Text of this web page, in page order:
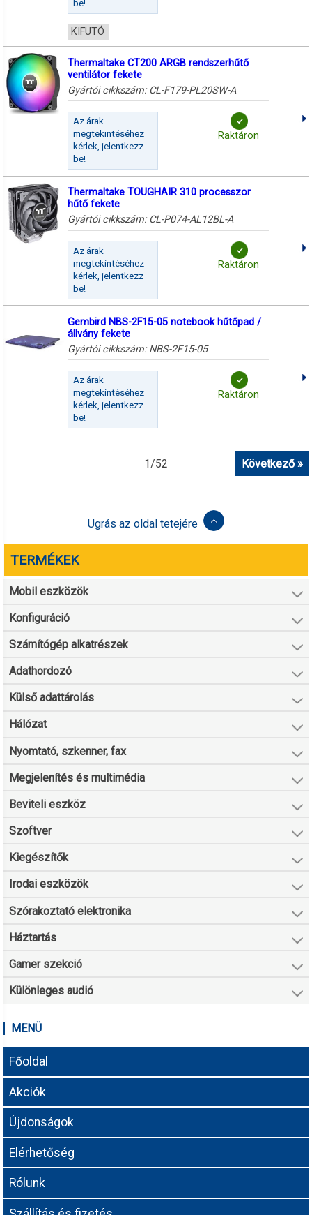
be!
KIFUTÓ
Thermaltake CT200 ARGB rendszerhűtő
ventilátor fekete
Gyártói cikkszám: CL-F179-PL20SW-A
Az árak
megtekintéséhez
kérlek, jelentkezz
be!
Raktáron
Thermaltake TOUGHAIR 310 processzor
hűtő fekete
Gyártói cikkszám: CL-P074-AL12BL-A
Az árak
megtekintéséhez
kérlek, jelentkezz
be!
Raktáron
Gembird NBS-2F15-05 notebook hűtőpad /
állvány fekete
Gyártói cikkszám: NBS-2F15-05
Az árak
megtekintéséhez
kérlek, jelentkezz
be!
Raktáron
1/52 Következő »
Ugrás az oldal tetejére
TERMÉKEK
Mobil eszközök
Konfiguráció
Számítógép alkatrészek
Adathordozó
Külső adattárolás
Hálózat
Nyomtató, szkenner, fax
Megjelenítés és multimédia
Beviteli eszköz
Szoftver
Kiegészítők
Irodai eszközök
Szórakoztató elektronika
Háztartás
Gamer szekció
Különleges audió
MENÜ
Főoldal
Akciók
Újdonságok
Elérhetőség
Rólunk